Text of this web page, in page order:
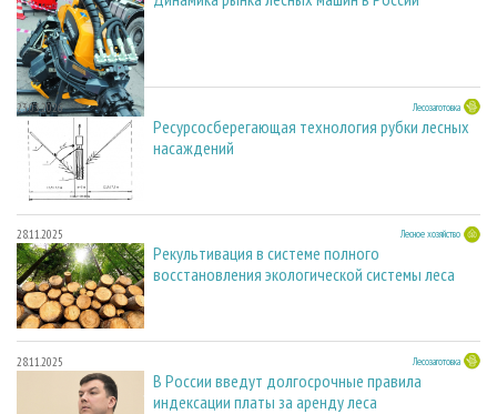
23.03.2026 Лесозаготовка
Ресурсосберегающая технология рубки лесных
насаждений
28.11.2025 Лесное хозяйство
Рекультивация в системе полного
восстановления экологической системы леса
28.11.2025 Лесозаготовка
В России введут долгосрочные правила
индексации платы за аренду леса